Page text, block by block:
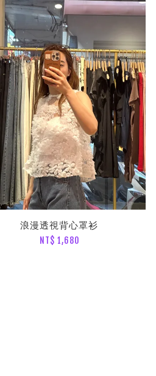
浪漫透視背心罩衫
NT$ 1,680